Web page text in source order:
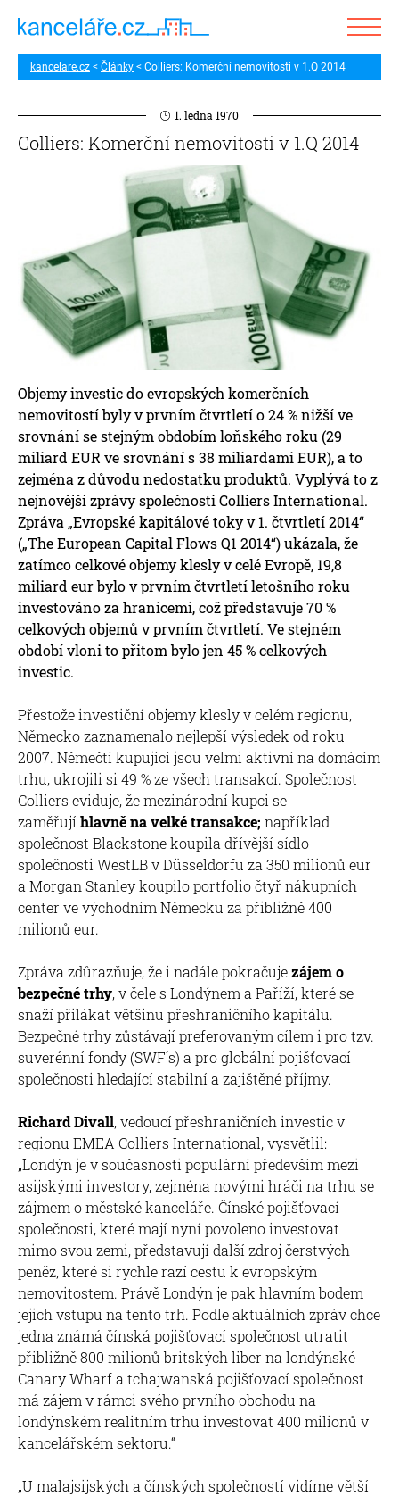
kancelare.cz Články Colliers: Komerční nemovitosti v 1.Q 2014
1. ledna 1970
Colliers: Komerční nemovitosti v 1.Q 2014
Objemy investic do evropských komerčních
nemovitostí byly v prvním čtvrtletí o 24 % nižší ve
srovnání se stejným obdobím loňského roku (29
miliard EUR ve srovnání s 38 miliardami EUR), a to
zejména z důvodu nedostatku produktů. Vyplývá to z
nejnovější zprávy společnosti Colliers International.
Zpráva „Evropské kapitálové toky v 1. čtvrtletí 2014“
(„The European Capital Flows Q1 2014“) ukázala, že
zatímco celkové objemy klesly v celé Evropě, 19,8
miliard eur bylo v prvním čtvrtletí letošního roku
investováno za hranicemi, což představuje 70 %
celkových objemů v prvním čtvrtletí. Ve stejném
období vloni to přitom bylo jen 45 % celkových
investic.
Přestože investiční objemy klesly v celém regionu,
Německo zaznamenalo nejlepší výsledek od roku
2007. Němečtí kupující jsou velmi aktivní na domácím
trhu, ukrojili si 49 % ze všech transakcí. Společnost
Colliers eviduje, že mezinárodní kupci se
zaměřují hlavně na velké transakce; například
společnost Blackstone koupila dřívější sídlo
společnosti WestLB v Düsseldorfu za 350 milionů eur
a Morgan Stanley koupilo portfolio čtyř nákupních
center ve východním Německu za přibližně 400
milionů eur.
Zpráva zdůrazňuje, že i nadále pokračujezájem o
bezpečné trhy, v čele s Londýnem a Paříží, které se
snaží přilákat většinu přeshraničního kapitálu.
Bezpečné trhy zůstávají preferovaným cílem i pro tzv.
suverénní fondy (SWF´s) a pro globální pojišťovací
společnosti hledající stabilní a zajištěné příjmy.
Richard Divall, vedoucí přeshraničních investic v
regionu EMEA Colliers International, vysvětlil:
„Londýn je v současnosti populární především mezi
asijskými investory, zejména novými hráči na trhu se
zájmem o městské kanceláře. Čínské pojišťovací
společnosti, které mají nyní povoleno investovat
mimo svou zemi, představují další zdroj čerstvých
peněz, které si rychle razí cestu k evropským
nemovitostem. Právě Londýn je pak hlavním bodem
jejich vstupu na tento trh. Podle aktuálních zpráv chce
jedna známá čínská pojišťovací společnost utratit
přibližně 800 milionů britských liber na londýnské
Canary Wharf a tchajwanská pojišťovací společnost
má zájem v rámci svého prvního obchodu na
londýnském realitním trhu investovat 400 milionů v
kancelářském sektoru.“
„U malajsijských a čínských společností vidíme větší